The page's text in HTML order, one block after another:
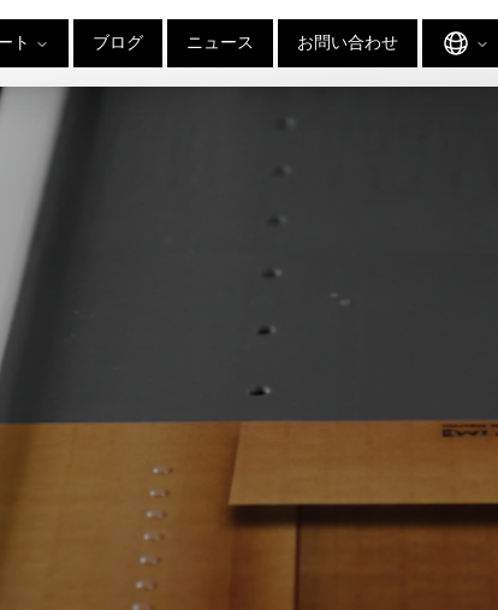
ト ブログ ニュース お問い合わせ